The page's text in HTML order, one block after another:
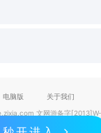
电脑版
关于我们
文网游备字[2013]W-